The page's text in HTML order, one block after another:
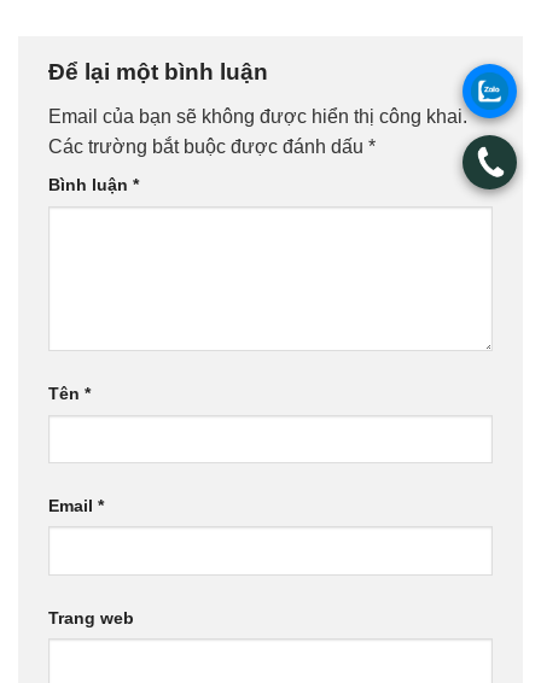
Để lại một bình luận
Email của bạn sẽ không được hiển thị công khai.
Các trường bắt buộc được đánh dấu *
Bình luận *
Tên *
Email *
Trang web
.
.